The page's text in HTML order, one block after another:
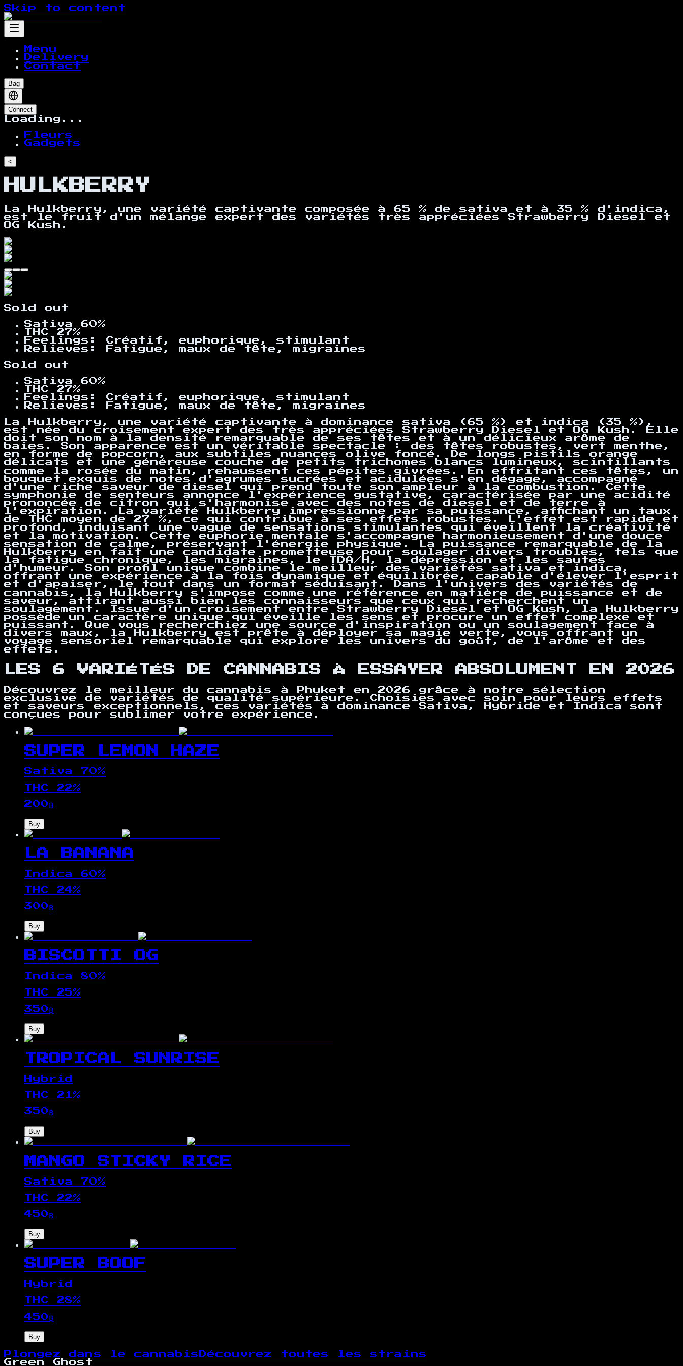
Skip to content
Menu
Delivery
Contact
Bag
Connect
Loading...
Fleurs
Gadgets
<
HULKBERRY
La Hulkberry, une variété captivante composée à 65 % de sativa et à 35 % d'indica,
est le fruit d'un mélange expert des variétés très appréciées Strawberry Diesel et
OG Kush.
Sold out
Sativa 60%
THC 27%
Feelings :
Créatif, euphorique, stimulant
Relieves :
Fatigue, maux de tête, migraines
Sold out
Sativa 60%
THC 27%
Feelings :
Créatif, euphorique, stimulant
Relieves :
Fatigue, maux de tête, migraines
La Hulkberry, une variété captivante à dominance sativa (65 %) et indica (35 %),
est née du croisement expert des très appréciées Strawberry Diesel et OG Kush. Elle
doit son nom à la densité remarquable de ses têtes et à un délicieux arôme de
baies. Son apparence est un véritable spectacle : des têtes robustes, vert menthe,
en forme de popcorn, aux subtiles nuances olive foncé. De longs pistils orange
délicats et une généreuse couche de petits trichomes blancs lumineux, scintillants
comme la rosée du matin, rehaussent ces pépites givrées. En effritant ces têtes, un
bouquet exquis de notes d'agrumes sucrées et acidulées s'en dégage, accompagné
d'une riche saveur de diesel qui prend toute son ampleur à la combustion. Cette
symphonie de senteurs annonce l'expérience gustative, caractérisée par une acidité
prononcée de citron qui s'harmonise avec des notes de diesel et de terre à
l'expiration. La variété Hulkberry impressionne par sa puissance, affichant un taux
de THC moyen de 27 %, ce qui contribue à ses effets robustes. L'effet est rapide et
profond, induisant une vague de sensations stimulantes qui éveillent la créativité
et la motivation. Cette euphorie mentale s'accompagne harmonieusement d'une douce
sensation de calme, préservant l'énergie physique. La puissance remarquable de la
Hulkberry en fait une candidate prometteuse pour soulager divers troubles, tels que
la fatigue chronique, les migraines, le TDA/H, la dépression et les sautes
d'humeur. Son profil unique combine le meilleur des variétés sativa et indica,
offrant une expérience à la fois dynamique et équilibrée, capable d'élever l'esprit
et d'apaiser, le tout dans un format séduisant. Dans l'univers des variétés de
cannabis, la Hulkberry s'impose comme une référence en matière de puissance et de
saveur, attirant aussi bien les connaisseurs que ceux qui recherchent un
soulagement. Issue d'un croisement entre Strawberry Diesel et OG Kush, la Hulkberry
possède un caractère unique qui éveille les sens et procure un effet complexe et
puissant. Que vous recherchiez une source d'inspiration ou un soulagement face à
divers maux, la Hulkberry est prête à déployer sa magie verte, vous offrant un
voyage sensoriel remarquable qui explore les univers du goût, de l'arôme et des
effets.
LES 6 VARIÉTÉS DE CANNABIS À ESSAYER ABSOLUMENT EN 2026
Découvrez le meilleur du cannabis à Phuket en 2026 grâce à notre sélection
exclusive de variétés de qualité supérieure. Choisies avec soin pour leurs effets
et saveurs exceptionnels, ces variétés à dominance Sativa, Hybride et Indica sont
conçues pour sublimer votre expérience.
SUPER LEMON HAZE
Sativa 70%
THC 22%
200฿
Buy
LA BANANA
Indica 60%
THC 24%
300฿
Buy
BISCOTTI OG
Indica 80%
THC 25%
350฿
Buy
TROPICAL SUNRISE
Hybrid
THC 21 %
350฿
Buy
MANGO STICKY RICE
Sativa 70%
THC 22%
450฿
Buy
SUPER BOOF
Hybrid
THC 28%
450฿
Buy
Plongez dans le cannabis Découvrez toutes les strains
Green Ghost